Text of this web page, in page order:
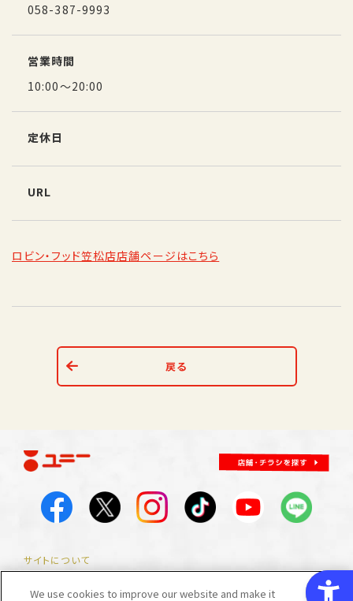
058-387-9993
営業時間
10:00～20:00
定休日
URL
ロビン・フッド笠松店店舗ページはこちら
戻る
サイトについて
プライバシーポリシー
We use cookies to improve our website and make it